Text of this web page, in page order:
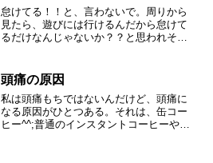
怠けてる！！と、言わないで。周りから
見たら、遊びには行けるんだから怠けて
るだけなんじゃないか？？と思われそう
出るらしい。それにしても、大地のゴロ
ゴロはホントに陰性症状な...
頭痛の原因
私は頭痛もちではないんだけど、頭痛に
なる原因がひとつある。それは、缶コー
ヒー^^;普通のインスタントコーヒーやコ